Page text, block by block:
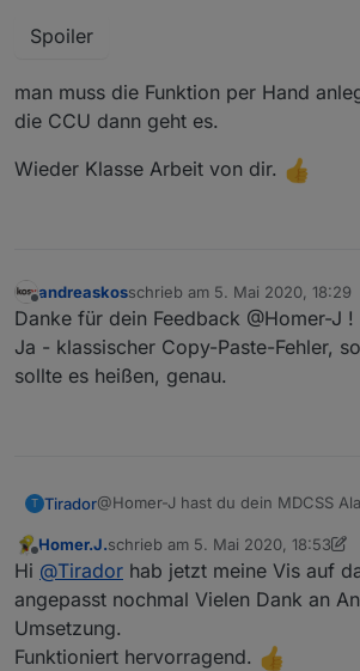
Spoiler
man muss die Funktion per Hand
die CCU dann geht es.
Wieder Klasse Arbeit von dir.
Offline
andreaskosschrieb am 5. Mai 2020, 18:29
zuletzt editiert von
Danke für dein Feedback @Homer-J !
Ja - klassischer Copy-Paste-Fehler,
sollte es heißen, genau.
T Tirador@Homer-J hast du dein MDCSS
Ich meine dieses hier:
https://forum.iobroker.net/topic/
Kannst du vielleicht die neueste
Offline
Homer.J.schrieb am 5. Mai 2020, 18:53
zuletzt editiert von Homer.J.5.
Hi @Tirador hab jetzt meine Vis auf
angepasst nochmal Vielen Dank an
Umsetzung.
Funktioniert hervorragend.